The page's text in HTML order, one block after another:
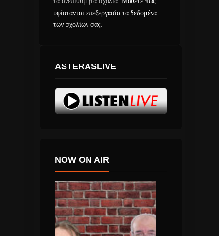
υφίστανται επεξεργασία τα δεδομένα
των σχολίων σας.
ASTERASLIVE
NOW ON AIR